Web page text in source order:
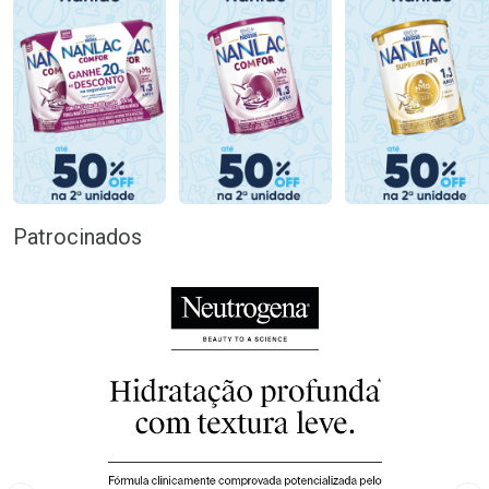
Patrocinados